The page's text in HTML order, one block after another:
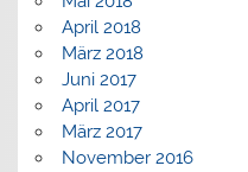
April 2018
März 2018
Juni 2017
April 2017
März 2017
November 2016